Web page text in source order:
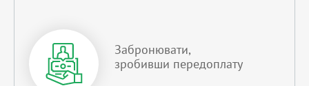
Забронювати,
зробивши передоплату